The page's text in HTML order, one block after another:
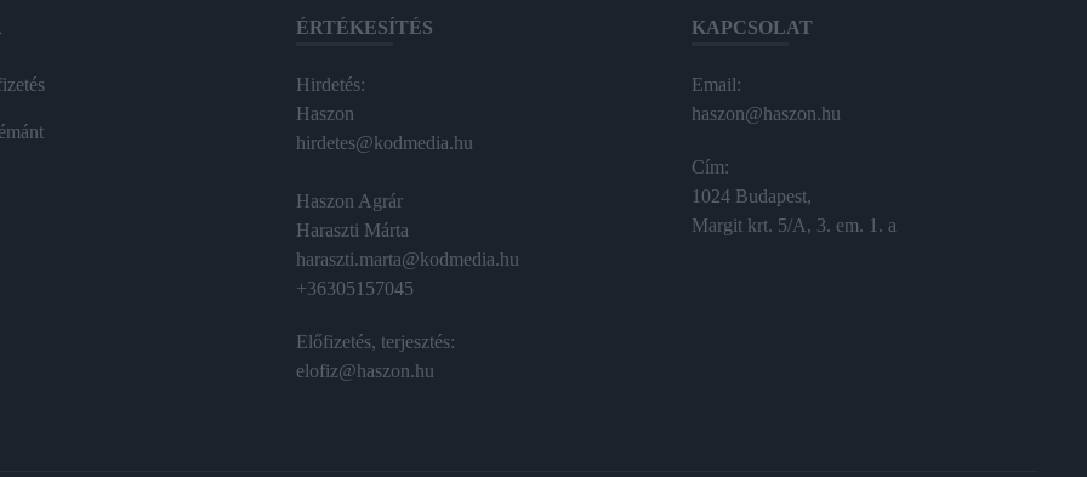
ÉRTÉKESÍTÉS
Hirdetés:
Haszon
hirdetes@kodmedia.hu
Haszon Agrár
Haraszti Márta
haraszti.marta@kodmedia.hu
+36305157045
Előfizetés, terjesztés:
elofiz@haszon.hu
KAPCSOLAT
Email:
haszon@haszon.hu
Cím:
1024 Budapest,
Margit krt. 5/A, 3. em. 1. a